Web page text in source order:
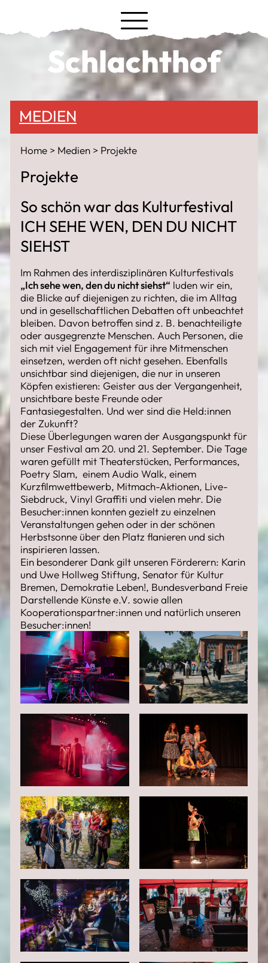
Schlachthof
MEDIEN
Home Medien Projekte
Projekte
So schön war das Kulturfestival
ICH SEHE WEN, DEN DU NICHT
SIEHST
Im Rahmen des interdisziplinären Kulturfestivals
„Ich sehe wen, den du nicht siehst“ luden wir ein,
die Blicke auf diejenigen zu richten, die im Alltag
und in gesellschaftlichen Debatten oft unbeachtet
bleiben. Davon betroffen sind z. B. benachteiligte
oder ausgegrenzte Menschen. Auch Personen, die
sich mit viel Engagement für ihre Mitmenschen
einsetzen, werden oft nicht gesehen. Ebenfalls
unsichtbar sind diejenigen, die nur in unseren
Köpfen existieren: Geister aus der Vergangenheit,
unsichtbare beste Freunde oder
Fantasiegestalten. Und wer sind die Held:innen
der Zukunft?
Diese Überlegungen waren der Ausgangspunkt für
unser Festival am 20. und 21. September. Die Tage
waren gefüllt mit Theaterstücken, Performances,
Poetry Slam, einem Audio Walk, einem
Kurzfilmwettbewerb, Mitmach-Aktionen, Live-
Siebdruck, Vinyl Graffiti und vielen mehr. Die
Besucher:innen konnten gezielt zu einzelnen
Veranstaltungen gehen oder in der schönen
Herbstsonne über den Platz flanieren und sich
inspirieren lassen.
Ein besonderer Dank gilt unseren Förderern: Karin
und Uwe Hollweg Stiftung, Senator für Kultur
Bremen, Demokratie Leben!, Bundesverband Freie
Darstellende Künste e.V. sowie allen
Kooperationspartner:innen und natürlich unseren
Besucher:innen!